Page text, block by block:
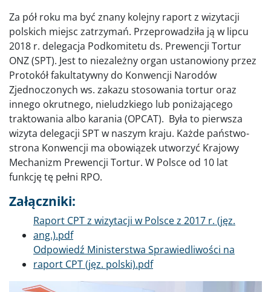
Za pół roku ma być znany kolejny raport z wizytacji
polskich miejsc zatrzymań. Przeprowadziła ją w lipcu
2018 r. delegacja Podkomitetu ds. Prewencji Tortur
ONZ (SPT). Jest to niezależny organ ustanowiony przez
Protokół fakultatywny do Konwencji Narodów
Zjednoczonych ws. zakazu stosowania tortur oraz
innego okrutnego, nieludzkiego lub poniżającego
traktowania albo karania (OPCAT). Była to pierwsza
wizyta delegacji SPT w naszym kraju. Każde państwo-
strona Konwencji ma obowiązek utworzyć Krajowy
Mechanizm Prewencji Tortur. W Polsce od 10 lat
funkcję tę pełni RPO.
Załączniki:
Dokument
Raport CPT z wizytacji w Polsce z 2017 r. (jęz.
ang.).pdf
Dokument
Odpowiedź Ministerstwa Sprawiedliwości na
raport CPT (jęz. polski).pdf